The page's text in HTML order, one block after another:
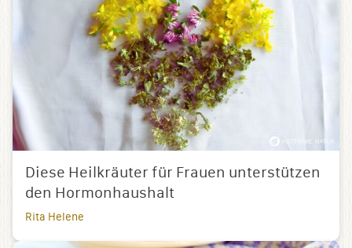
Diese Heilkräuter für Frauen unterstützen
den Hormonhaushalt
Rita Helene